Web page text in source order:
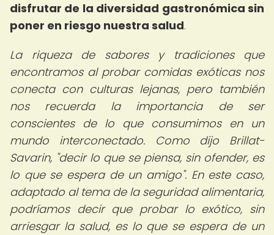
disfrutar de la diversidad gastronómica sin
poner en riesgo nuestra salud.
La riqueza de sabores y tradiciones que
encontramos al probar comidas exóticas nos
conecta con culturas lejanas, pero también
nos recuerda la importancia de ser
conscientes de lo que consumimos en un
mundo interconectado. Como dijo Brillat-
Savarin, "decir lo que se piensa, sin ofender, es
lo que se espera de un amigo". En este caso,
adaptado al tema de la seguridad alimentaria,
podríamos decir que probar lo exótico, sin
arriesgar la salud, es lo que se espera de un